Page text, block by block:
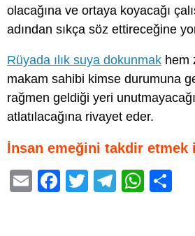
olacağına ve ortaya koyacağı
adından sıkça söz ettireceğine
Rüyada ılık suya dokunmak hem
makam sahibi kimse durumuna
rağmen geldiği yeri
atlatılacağına rivayet eder.
İnsan emeğini takdir etmek
E
F
T
T
W